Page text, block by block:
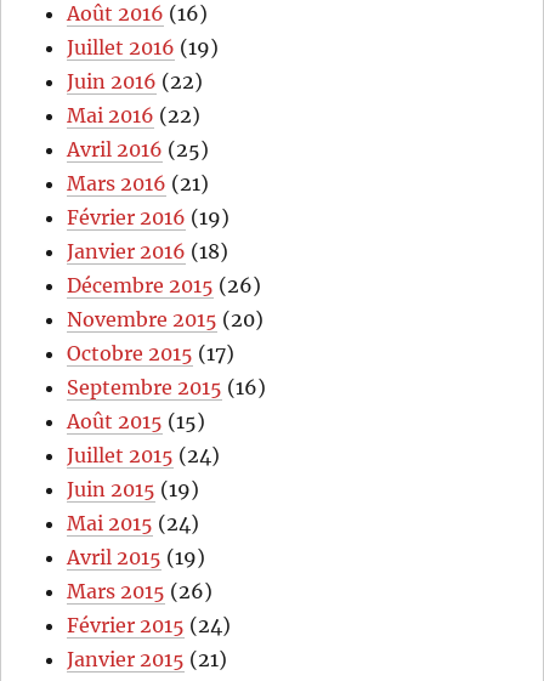
Août 2016 (16)
Juillet 2016 (19)
Juin 2016 (22)
Mai 2016 (22)
Avril 2016 (25)
Mars 2016 (21)
Février 2016 (19)
Janvier 2016 (18)
Décembre 2015 (26)
Novembre 2015 (20)
Octobre 2015 (17)
Septembre 2015 (16)
Août 2015 (15)
Juillet 2015 (24)
Juin 2015 (19)
Mai 2015 (24)
Avril 2015 (19)
Mars 2015 (26)
Février 2015 (24)
Janvier 2015 (21)